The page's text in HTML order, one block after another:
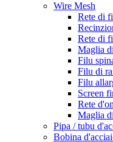
Wire Mesh
Rete di
Rete di
Maglia
Filu
Filu di
Filu
Screen
Rete
Maglia
Pipa / tubu
Bobina